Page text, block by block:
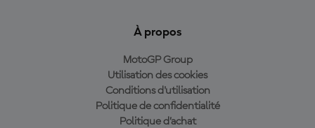
À propos
MotoGP Group
Utilisation des cookies
Conditions d'utilisation
Politique de confidentialité
Politique d’achat